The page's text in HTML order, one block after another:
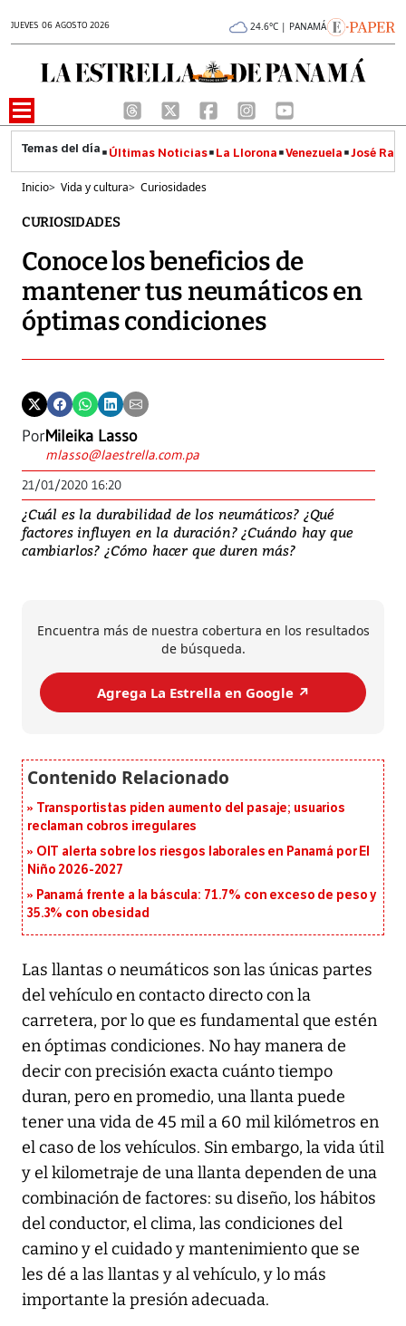
JUEVES 06 AGOSTO 2026 24.6°C | PANAMÁ
Últimas Noticias La Llorona Venezuela José
Inicio> Vida y cultura> Curiosidades
CURIOSIDADES
Conoce los beneficios de
mantener tus neumáticos en
óptimas condiciones
PorMileika Lasso
mlasso@laestrella.com.pa
21/01/2020 16:20
¿Cuál es la durabilidad de los neumáticos? ¿Qué
factores influyen en la duración? ¿Cuándo hay que
cambiarlos? ¿Cómo hacer que duren más?
Encuentra más de nuestra cobertura en los resultados
de búsqueda.
Agrega La Estrella en Google ↗️
Transportistas piden aumento del pasaje; usuarios
reclaman cobros irregulares
OIT alerta sobre los riesgos laborales en Panamá por El
Niño 2026-2027
Panamá frente a la báscula: 71.7% con exceso de peso y
35.3% con obesidad
Las llantas o neumáticos son las únicas partes
del vehículo en contacto directo con la
carretera, por lo que es fundamental que estén
en óptimas condiciones. No hay manera de
decir con precisión exacta cuánto tiempo
duran, pero en promedio, una llanta puede
tener una vida de 45 mil a 60 mil kilómetros en
el caso de los vehículos. Sin embargo, la vida útil
y el kilometraje de una llanta dependen de una
combinación de factores: su diseño, los hábitos
del conductor, el clima, las condiciones del
camino y el cuidado y mantenimiento que se
les dé a las llantas y al vehículo, y lo más
importante la presión adecuada.